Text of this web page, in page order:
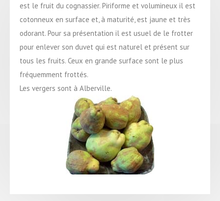
est le fruit du cognassier. Piriforme et volumineux il est
cotonneux en surface et, à maturité, est jaune et très
odorant. Pour sa présentation il est usuel de le frotter
pour enlever son duvet qui est naturel et présent sur
tous les fruits. Ceux en grande surface sont le plus
fréquemment frottés.
Les vergers sont à Alberville.